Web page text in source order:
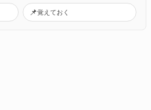
📌覚えておく